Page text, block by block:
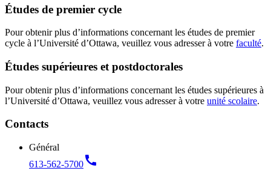
Études de premier cycle
Pour obtenir plus d’informations concernant les études de premier
cycle à l’Université d’Ottawa, veuillez vous adresser à votre faculté.
Études supérieures et postdoctorales
Pour obtenir plus d’informations concernant les études supérieures à
l’Université d’Ottawa, veuillez vous adresser à votre unité scolaire.
Contacts
Général
613-562-5700call